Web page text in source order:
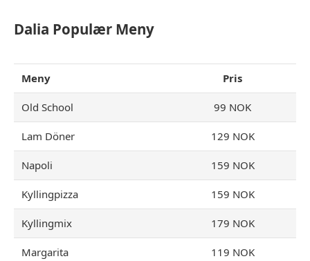
Dalia Populær Meny
Meny Pris
Old School 99 NOK
Lam Döner 129 NOK
Napoli 159 NOK
Kyllingpizza 159 NOK
Kyllingmix 179 NOK
Margarita 119 NOK